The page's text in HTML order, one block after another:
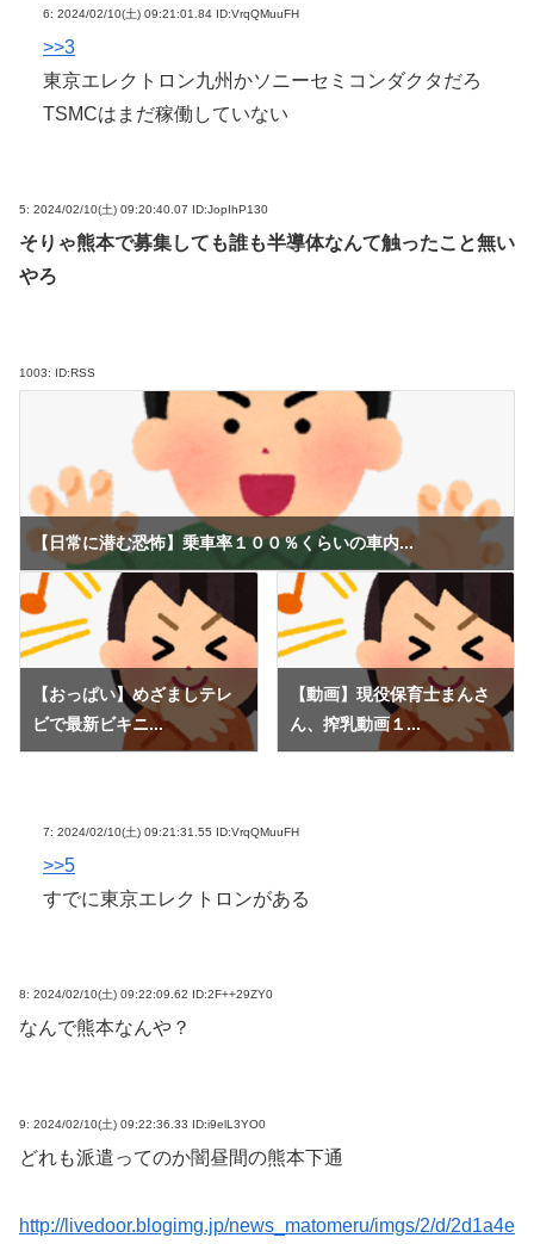
6: 2024/02/10(土) 09:21:01.84 ID:VrqQMuuFH
>>3
東京エレクトロン九州かソニーセミコンダクタだろ
TSMCはまだ稼働していない
5: 2024/02/10(土) 09:20:40.07 ID:JopIhP130
そりゃ熊本で募集しても誰も半導体なんて触ったこと無い
やろ
1003: ID:RSS
【日常に潜む恐怖】乗車率１００％くらいの車内...
【おっぱい】めざましテレ
ビで最新ビキニ...
【動画】現役保育士まんさ
ん、搾乳動画１...
7: 2024/02/10(土) 09:21:31.55 ID:VrqQMuuFH
>>5
すでに東京エレクトロンがある
8: 2024/02/10(土) 09:22:09.62 ID:2F++29ZY0
なんで熊本なんや？
9: 2024/02/10(土) 09:22:36.33 ID:i9elL3YO0
どれも派遣ってのか闇昼間の熊本下通
http://livedoor.blogimg.jp/news_matomeru/imgs/2/d/2d1a4e